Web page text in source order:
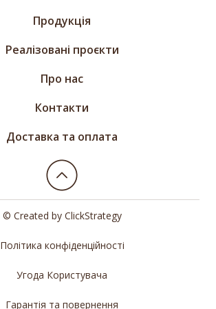
Продукція
Реалізовані проєкти
Про нас
Контакти
Доставка та оплата
© Created by ClickStrategy
Політика конфіденційності
Угода Користувача
Гарантія та повернення